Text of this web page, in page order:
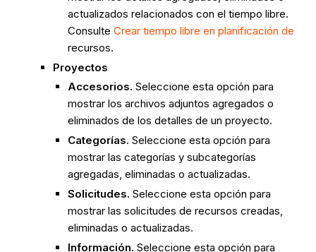
actualizados relacionados con el tiempo libre.
Consulte Crear tiempo libre en planificación de
recursos.
Proyectos
Accesorios. Seleccione esta opción para
mostrar los archivos adjuntos agregados o
eliminados de los detalles de un proyecto.
Categorías. Seleccione esta opción para
mostrar las categorías y subcategorías
agregadas, eliminadas o actualizadas.
Solicitudes. Seleccione esta opción para
mostrar las solicitudes de recursos creadas,
eliminadas o actualizadas.
Información. Seleccione esta opción para